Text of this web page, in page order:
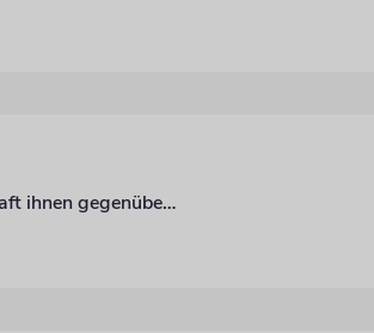
Für viele unserer Senioren reicht die Rente nicht zum Leben. Wir sind als Gemeinschaft ihnen gegenüber in der Pflicht